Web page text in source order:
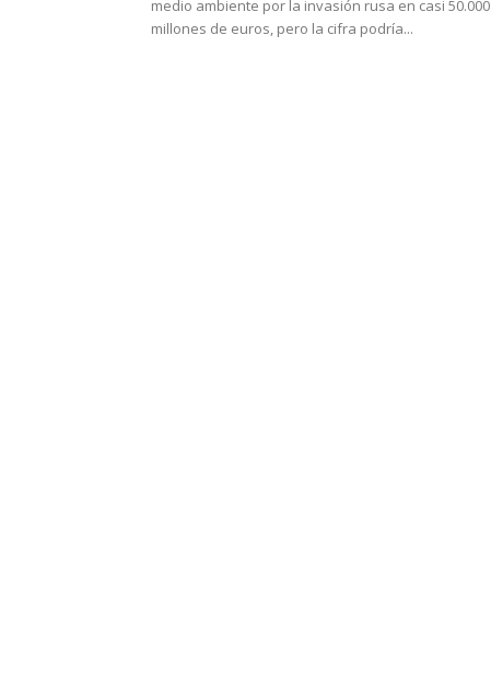
medio ambiente por la invasión rusa en casi 50.000
millones de euros, pero la cifra podría...